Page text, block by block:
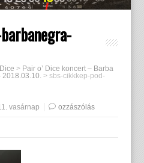
> Pair o’ Dice koncert – Barba
2018.03.10.> sbs-cikkkep-pod-
vasárnap ozzászólás